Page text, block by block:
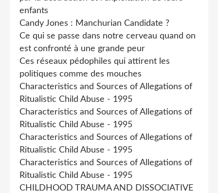
enfants
Candy Jones : Manchurian Candidate ?
Ce qui se passe dans notre cerveau quand on
est confronté à une grande peur
Ces réseaux pédophiles qui attirent les
politiques comme des mouches
Characteristics and Sources of Allegations of
Ritualistic Child Abuse - 1995
Characteristics and Sources of Allegations of
Ritualistic Child Abuse - 1995
Characteristics and Sources of Allegations of
Ritualistic Child Abuse - 1995
Characteristics and Sources of Allegations of
Ritualistic Child Abuse - 1995
CHILDHOOD TRAUMA AND DISSOCIATIVE